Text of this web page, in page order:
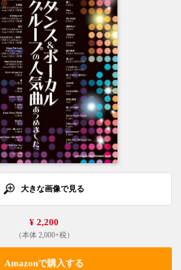
大きな画像で見る
¥ 2,200
（本体 2,000+税）
Amazonで購入する